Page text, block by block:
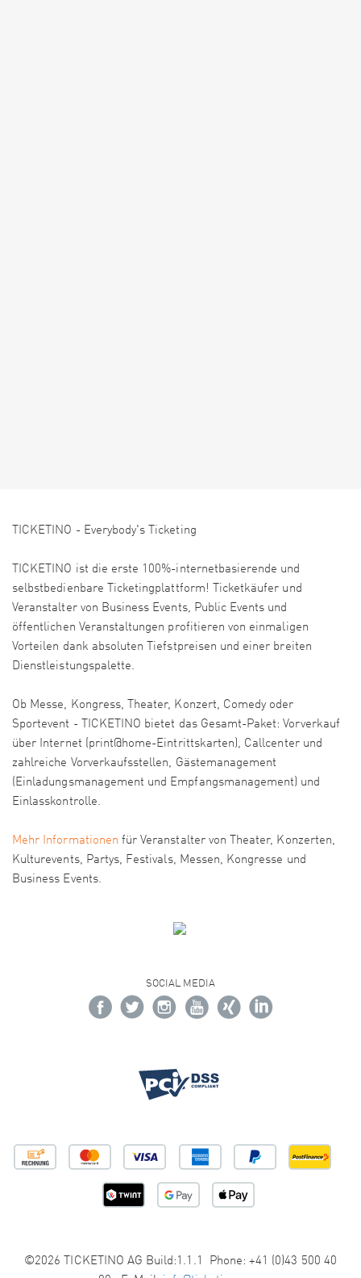
TICKETINO - Everybody's Ticketing
TICKETINO ist die erste 100%-internetbasierende und
selbstbedienbare Ticketingplattform! Ticketkäufer und
Veranstalter von Business Events, Public Events und
öffentlichen Veranstaltungen profitieren von einmaligen
Vorteilen dank absoluten Tiefstpreisen und einer breiten
Dienstleistungspalette.
Ob Messe, Kongress, Theater, Konzert, Comedy oder
Sportevent - TICKETINO bietet das Gesamt-Paket: Vorverkauf
über Internet (print@home-Eintrittskarten), Callcenter und
zahlreiche Vorverkaufsstellen, Gästemanagement
(Einladungsmanagement und Empfangsmanagement) und
Einlasskontrolle.
Mehr Informationen für Veranstalter von Theater, Konzerten,
Kulturevents, Partys, Festivals, Messen, Kongresse und
Business Events.
SOCIAL MEDIA
©2026 TICKETINO AG Build:1.1.1 Phone: +41 (0)43 500 40